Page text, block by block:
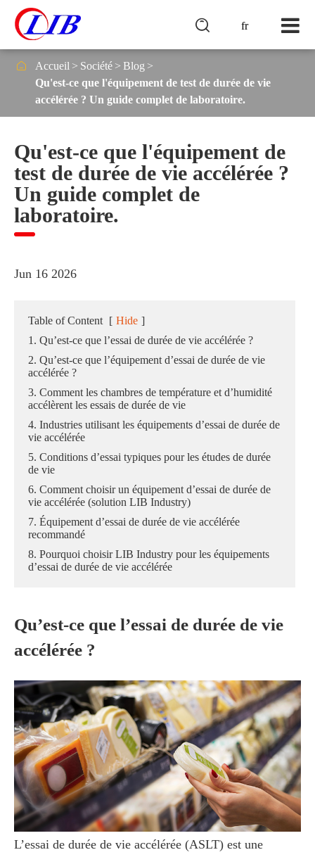
fr

 Accueil Société
Blog
Qu'est-ce que l'équipement de test de durée de vie
accélérée ? Un guide complet de laboratoire.
Qu'est-ce que l'équipement de
test de durée de vie accélérée ?
Un guide complet de
laboratoire.
Jun 16 2026
Table of Content [ Hide ]
1. Qu’est-ce que l’essai de durée de vie accélérée ?
2. Qu’est-ce que l’équipement d’essai de durée de vie
accélérée ?
3. Comment les chambres de température et d’humidité
accélèrent les essais de durée de vie
4. Industries utilisant les équipements d’essai de durée de
vie accélérée
5. Conditions d’essai typiques pour les études de durée
de vie
6. Comment choisir un équipement d’essai de durée de
vie accélérée (solution LIB Industry)
7. Équipement d’essai de durée de vie accélérée
recommandé
8. Pourquoi choisir LIB Industry pour les équipements
d’essai de durée de vie accélérée
Qu’est-ce que l’essai de durée de vie
accélérée ?
L’essai de durée de vie accélérée (ASLT) est une